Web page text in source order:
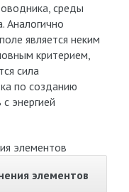
среды
Аналогично
является неким
критерием,
сила
по созданию
энергией
элементов